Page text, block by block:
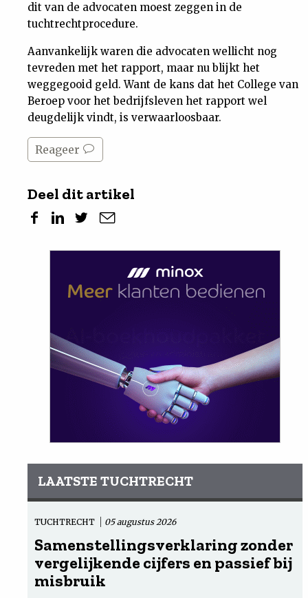
dit van de advocaten moest zeggen in de
tuchtrechtprocedure.
Aanvankelijk waren die advocaten wellicht nog
tevreden met het rapport, maar nu blijkt het
weggegooid geld. Want de kans dat het College van
Beroep voor het bedrijfsleven het rapport wel
deugdelijk vindt, is verwaarloosbaar.
Reageer
Deel dit artikel
LAATSTE TUCHTRECHT
TUCHTRECHT 05 augustus 2026
Samenstellingsverklaring zonder
vergelijkende cijfers en passief bij
misbruik